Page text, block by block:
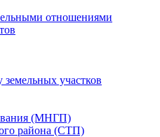
отношениями
участков
(МНГП)
района (СТП)